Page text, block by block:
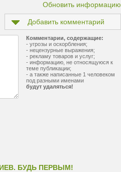
Обновить информацию
Добавить комментарий
Комментарии, содержащие:
- угрозы и оскорбления;
- нецензурные выражения;
- рекламу товаров и услуг;
- информацию, не относящуюся к
теме публикации;
- а также написанные 1 человеком
под разными именами
будут удаляться!
БУДЬ ПЕРВЫМ!